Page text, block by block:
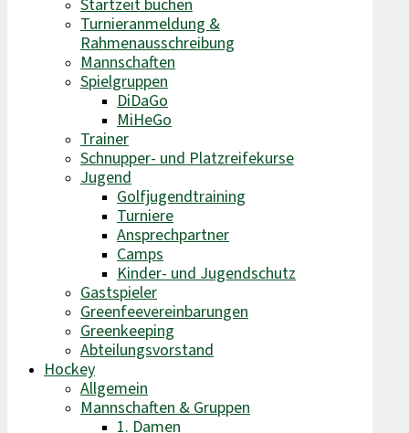
Startzeit buchen
Turnieranmeldung &
Rahmenausschreibung
Mannschaften
Spielgruppen
DiDaGo
MiHeGo
Trainer
Schnupper- und Platzreifekurse
Jugend
Golfjugendtraining
Turniere
Ansprechpartner
Camps
Kinder- und Jugendschutz
Gastspieler
Greenfeevereinbarungen
Greenkeeping
Abteilungsvorstand
Hockey
Allgemein
Mannschaften & Gruppen
1. Damen